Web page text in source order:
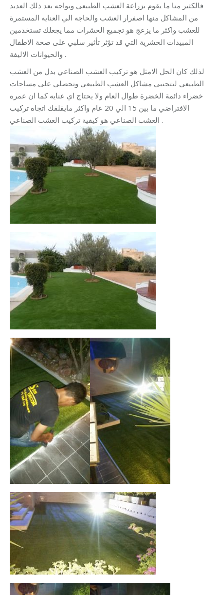
فالكثير منا ما يقوم بزراعة العشب الطبيعي ويواجه بعد ذلك العديد
من المشاكل منها اصفرار العشب والحاجه الي العنايه المستمرة
للعشب واكثر ما يزعج هو تجميع الحشرات مما يجعلك تستخدمين
المبيدات الحشرية التي قد تؤثر تأثير سلبي على صحة الاطفال
والحيوانات الاليفة .
لذلك كان الحل الامثل هو تركيب العشب الصناعي بدل من العشب
الطبيعي لتتجنبي مشاكل العشب الطبيعي وتحصلي على مساحات
خضراء دائمة الخضرة طوال العام ولا يحتاج اي عنايه كما ان عمره
الافتراضي ما بين 15 الي 20 عام واكثر مايقلقك اتجاه تركيب
العشب الصناعي هو كيفية تركيب العشب الصناعي .